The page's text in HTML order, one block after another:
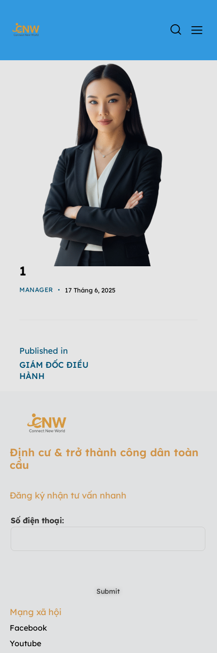
1
MANAGER 17 Tháng 6, 2025
Published in
GIÁM ĐỐC ĐIỀU
HÀNH
Định cư & trở thành công dân toàn
cầu
Đăng ký nhận tư vấn nhanh
Số điện thoại:
Mạng xã hội
Facebook
Youtube